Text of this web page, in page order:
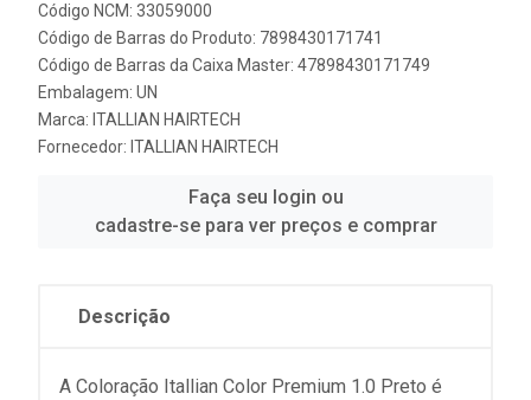
Código NCM: 33059000
Código de Barras do Produto: 7898430171741
Código de Barras da Caixa Master: 47898430171749
Embalagem: UN
Marca: ITALLIAN HAIRTECH
Fornecedor: ITALLIAN HAIRTECH
Faça seu login ou
cadastre-se para ver preços e comprar
Descrição
A Coloração Itallian Color Premium 1.0 Preto é